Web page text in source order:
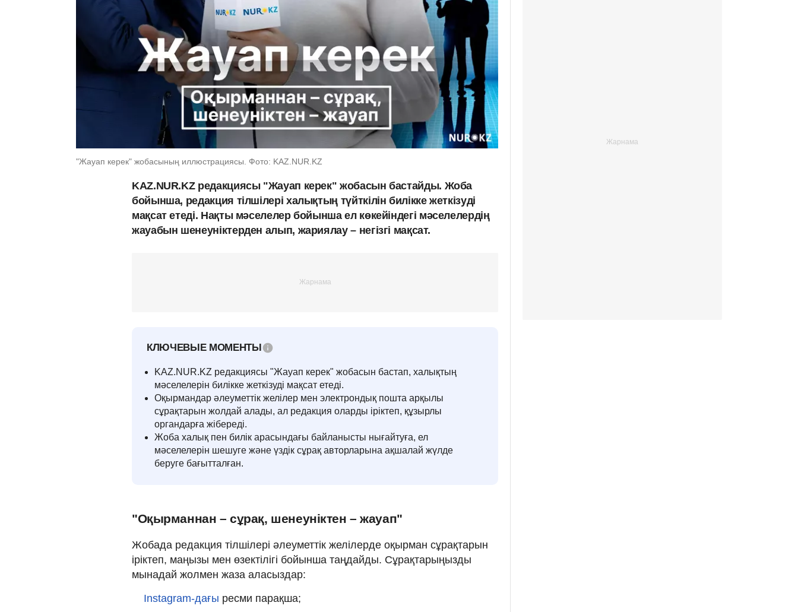
"Жауап керек" жобасының иллюстрациясы. Фото: KAZ.NUR.KZ
KAZ.NUR.KZ редакциясы "Жауап керек" жобасын бастайды. Жоба
бойынша, редакция тілшілері халықтың түйткілін билікке жеткізуді
мақсат етеді. Нақты мәселелер бойынша ел көкейіндегі мәселелердің
жауабын шенеуніктерден алып, жариялау – негізгі мақсат.
КЛЮЧЕВЫЕ МОМЕНТЫ
KAZ.NUR.KZ редакциясы "Жауап керек" жобасын бастап, халықтың
мәселелерін билікке жеткізуді мақсат етеді.
Оқырмандар әлеуметтік желілер мен электрондық пошта арқылы
сұрақтарын жолдай алады, ал редакция оларды іріктеп, құзырлы
органдарға жібереді.
Жоба халық пен билік арасындағы байланысты нығайтуға, ел
мәселелерін шешуге және үздік сұрақ авторларына ақшалай жүлде
беруге бағытталған.
"Оқырманнан – сұрақ, шенеуніктен – жауап"
Жобада редакция тілшілері әлеуметтік желілерде оқырман сұрақтарын
іріктеп, маңызы мен өзектілігі бойынша таңдайды. Сұрақтарыңызды
мынадай жолмен жаза аласыздар:
Instagram-дағы ресми парақша;